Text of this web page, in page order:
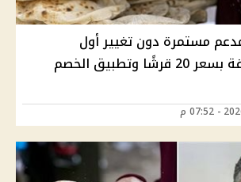
مستمرة دون تغيير أول
أغسطس.. 5 أرغفة بسعر 20 قرشًا وتطبيق الخصم